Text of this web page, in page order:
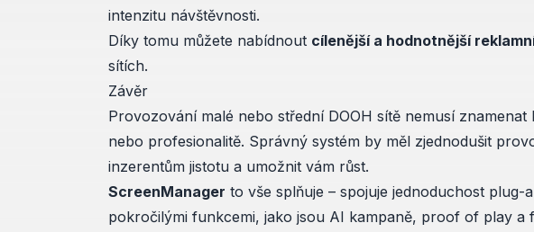
intenzitu návštěvnosti.
Díky tomu můžete nabídnout cílenější a hodnotnější
sítích.
Závěr
Provozování malé nebo střední DOOH sítě nemusí
nebo profesionalitě. Správný systém by měl zjednodušit
inzerentům jistotu a umožnit vám růst.
ScreenManager to vše splňuje – spojuje jednoduchost plug-
pokročilými funkcemi, jako jsou AI kampaně, proof of play a